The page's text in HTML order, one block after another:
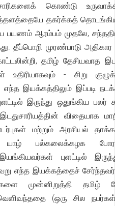
கொண்டு
தகர்க்கத்
பயணம் ஆரம்பம் முதலே,
தீப்பொறி முரண்பாடு அதிகார
தமிழ் தேசியவாத
- சிறு
இயக்கத்திலும் இப்படி
இருந்து ஒதுங்கிய பலர்
விதையாக
மற்றும் அரசியல்
யாழ் பல்கலைக்கழக
புளட்டில்
எந்த இயக்கத்தைச்
முன்னிறுத்தி தமிழ்
(ஒரு சில